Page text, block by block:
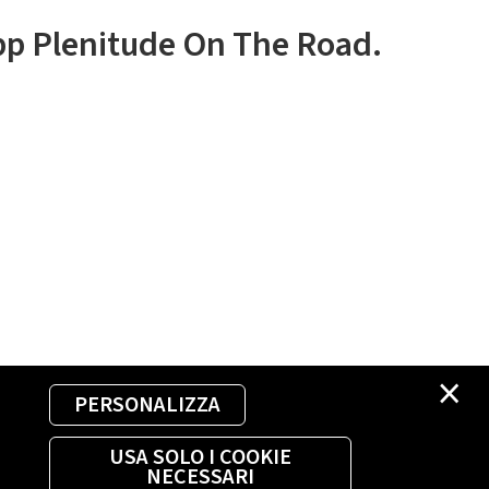
×
PERSONALIZZA
USA SOLO I COOKIE
NECESSARI
Plenitude On The Road.